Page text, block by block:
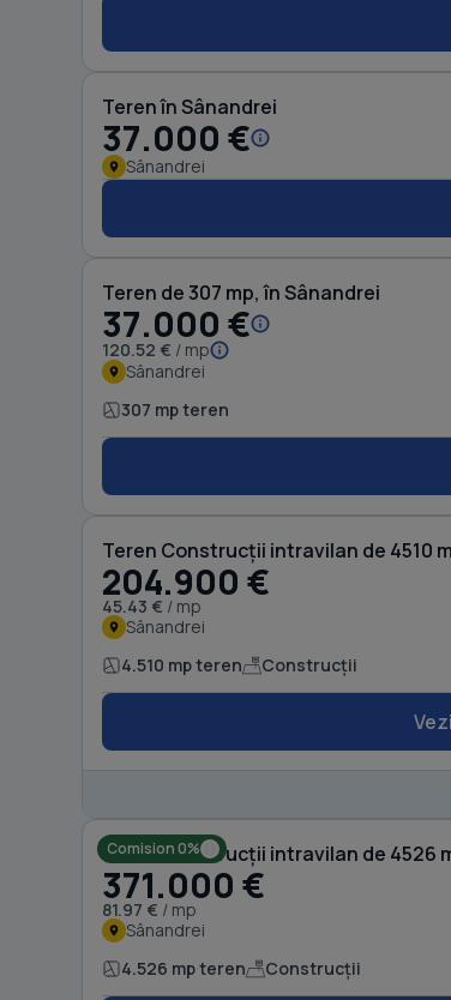
Teren în Sânandrei
37.000 €
Sânandrei
Teren de 307 mp, în Sânandrei
37.000 €
120.52 € / mp
Sânandrei
307 mp teren
Teren Construcții intravilan de 4510
204.900 €
45.43 € / mp
Sânandrei
4.510 mp teren Construcții
Comision 0%
Teren Construcții intravilan de 4526
371.000 €
81.97 € / mp
Sânandrei
4.526 mp teren Construcții